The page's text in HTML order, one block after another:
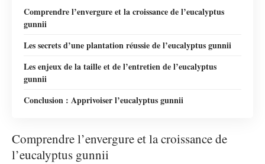
Comprendre l’envergure et la croissance de l’eucalyptus
gunnii
Les secrets d’une plantation réussie de l’eucalyptus gunnii
Les enjeux de la taille et de l’entretien de l’eucalyptus
gunnii
Conclusion : Apprivoiser l’eucalyptus gunnii
Comprendre l’envergure et la croissance de
l’eucalyptus gunnii